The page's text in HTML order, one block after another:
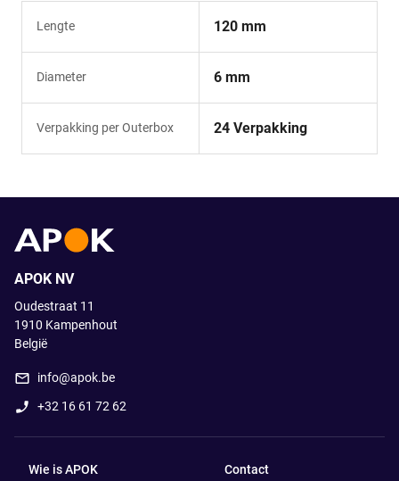
Lengte 120 mm
Diameter 6 mm
Verpakking per Outerbox 24 Verpakking
APOK NV
Oudestraat 11
1910 Kampenhout
België
info@apok.be
+32 16 61 72 62
Wie is APOK Contact